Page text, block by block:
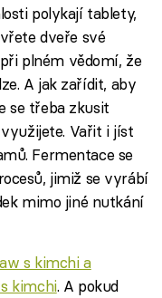
polykají tablety,
dveře své
plném vědomí, že
A jak zařídit, aby
se třeba zkusit
Vařit i jíst
Fermentace se
jimiž se vyrábí
mimo jiné nutkání
s kimchi a
kimchi. A pokud